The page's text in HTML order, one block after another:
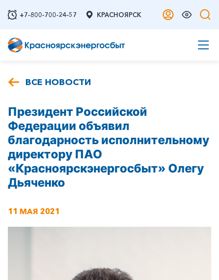
+7-800-700-24-57 КРАСНОЯРСК
ВСЕ НОВОСТИ
Президент Российской
Федерации объявил
благодарность исполнительному
директору ПАО
«Красноярскэнергосбыт» Олегу
Дьяченко
11 МАЯ 2021